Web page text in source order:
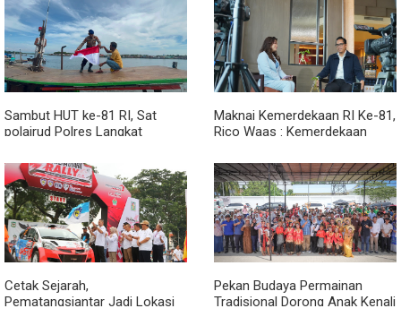
Sambut HUT ke-81 RI, Sat
polairud Polres Langkat
kepada Nelayan
Maknai Kemerdekaan RI Ke-81,
Rico Waas : Kemerdekaan
Lewat Peningkatan Pelayanan
Primer
Cetak Sejarah,
Pematangsiantar Jadi Lokasi
Pekan Budaya Permainan
Tradisional Dorong Anak Kenali